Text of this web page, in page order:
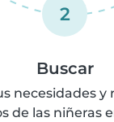
2
Buscar
necesidades y
de las niñeras